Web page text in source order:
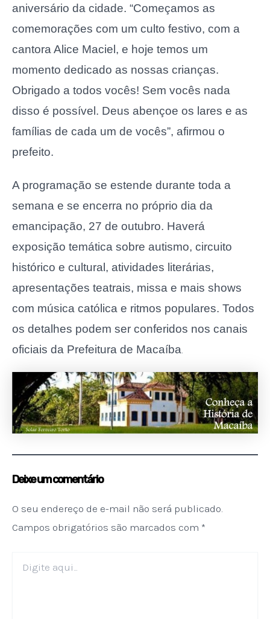
aniversário da cidade. “Começamos as
comemorações com um culto festivo, com a
cantora Alice Maciel, e hoje temos um
momento dedicado as nossas crianças.
Obrigado a todos vocês! Sem vocês nada
disso é possível. Deus abençoe os lares e as
famílias de cada um de vocês”, afirmou o
prefeito.
A programação se estende durante toda a
semana e se encerra no próprio dia da
emancipação, 27 de outubro. Haverá
exposição temática sobre autismo, circuito
histórico e cultural, atividades literárias,
apresentações teatrais, missa e mais shows
com música católica e ritmos populares. Todos
os detalhes podem ser conferidos nos canais
oficiais da Prefeitura de Macaíba
Deixe um comentário
O seu endereço de e-mail não será publicado.
Campos obrigatórios são marcados com *
aqui...